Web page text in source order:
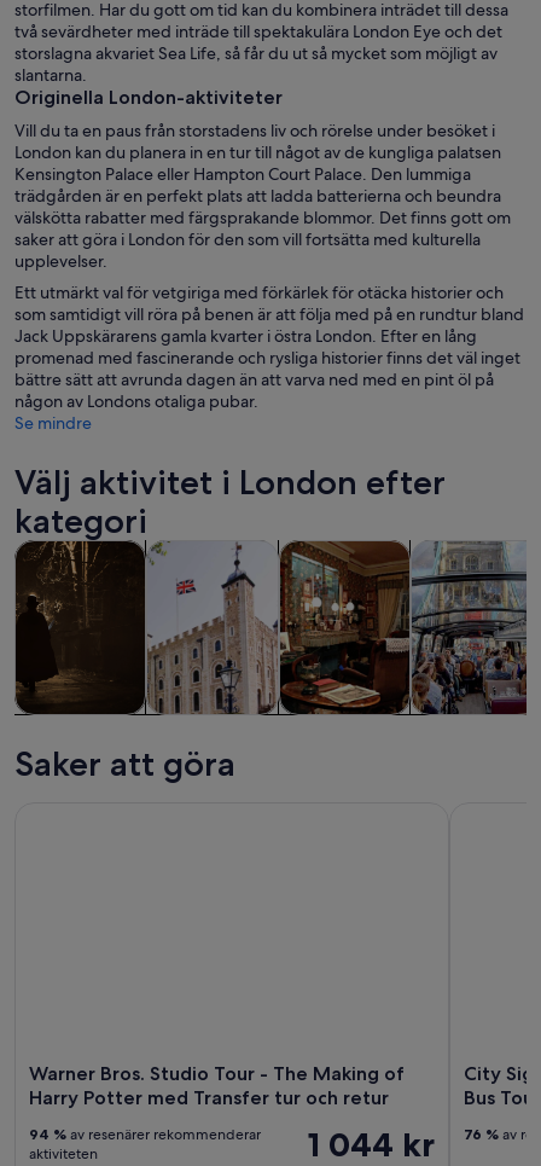
storfilmen. Har du gott om tid kan du kombinera inträdet till dessa
två sevärdheter med inträde till spektakulära London Eye och det
storslagna akvariet Sea Life, så får du ut så mycket som möjligt av
slantarna.
Originella London-aktiviteter
Vill du ta en paus från storstadens liv och rörelse under besöket i
London kan du planera in en tur till något av de kungliga palatsen
Kensington Palace eller Hampton Court Palace. Den lummiga
trädgården är en perfekt plats att ladda batterierna och beundra
välskötta rabatter med färgsprakande blommor. Det finns gott om
saker att göra i London för den som vill fortsätta med kulturella
upplevelser.
Ett utmärkt val för vetgiriga med förkärlek för otäcka historier och
som samtidigt vill röra på benen är att följa med på en rundtur bland
Jack Uppskärarens gamla kvarter i östra London. Efter en lång
promenad med fascinerande och rysliga historier finns det väl inget
bättre sätt att avrunda dagen än att varva ned med en pint öl på
någon av Londons otaliga pubar.
Se mindre
Välj aktivitet i London efter
kategori
dagsutflykter
Turer och dagsutflykter Öppnas i ny flik
kultur
Historia och kulturÖppnas i ny flik
Privata och skräddarsydda
Mat, dryck
Saker att göra
Warner Bros. Studio Tour - The Making of
Harry Potter med Transfer tur och retur
1 044 kr
94 % av resenärer rekommenderar
aktiviteten
City
Bus
76 % av